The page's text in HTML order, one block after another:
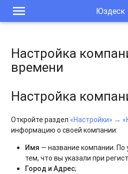
menu Юздеск
Настройка
времени
Настройка
Откройте раздел «Настройки» →
информацию о своей компании:
Имя — название компании.
тем, что вы указали при
Город и Адрес;